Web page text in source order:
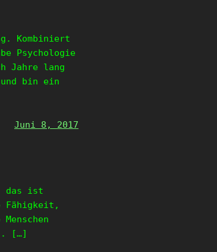
Kombiniert
Psychologie
Jahre lang
bin ein
Juni 8, 2017
das ist
Fähigkeit,
[…]